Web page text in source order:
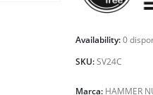
Availability:0
SKU:SV24C
Marca: HAMMER